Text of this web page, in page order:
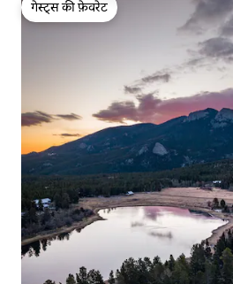
गेस्ट्स की फ़ेवरेट
गेस्ट्स की फ़ेवरेट